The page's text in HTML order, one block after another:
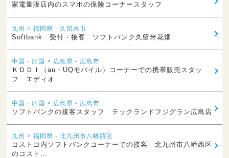
家電量販店内のスマホの保険コーナースタッフ
九州 > 福岡県 - 久留米市
Softbank 受付・接客 ソフトバンク久留米花畑
中国・四国 > 広島県 - 広島市
ＫＤＤＩ（au・UQモバイル）コーナーでの携帯販売スタッ
フ エディオ…
中国・四国 > 広島県 - 広島市
ソフトバンクの接客スタッフ テックランドフジグラン広島店
九州 > 福岡県 - 北九州市八幡西区
コストコ内ソフトバンクコーナーでの接客 北九州市八幡西区
のコスト…